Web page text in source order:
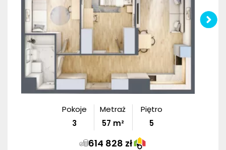
Pokoje
3
Metraż
57 m²
Piętro
5
614 828 zł